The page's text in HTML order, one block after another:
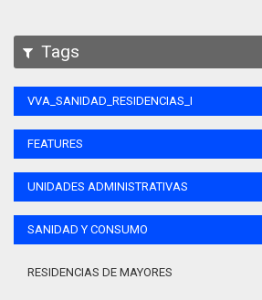
Tags
VVA_SANIDAD_RESIDENCIAS_MAYORES_105
FEATURES
UNIDADES ADMINISTRATIVAS
SANIDAD Y CONSUMO
RESIDENCIAS DE MAYORES